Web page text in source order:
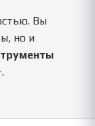
Вы
но и